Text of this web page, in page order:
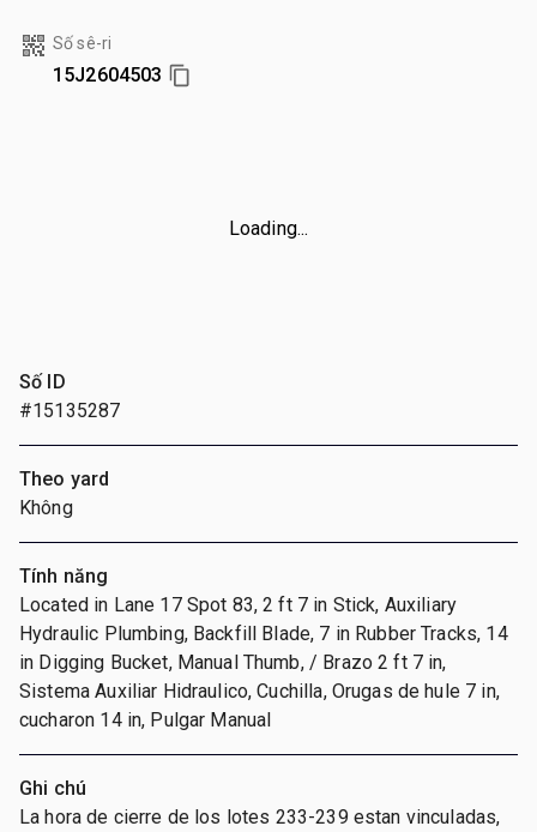
Số sê-ri
15J2604503
Loading...
Số ID
#15135287
Theo yard
Không
Tính năng
Located in Lane 17 Spot 83, 2 ft 7 in Stick, Auxiliary
Hydraulic Plumbing, Backfill Blade, 7 in Rubber Tracks, 14
in Digging Bucket, Manual Thumb, / Brazo 2 ft 7 in,
Sistema Auxiliar Hidraulico, Cuchilla, Orugas de hule 7 in,
cucharon 14 in, Pulgar Manual
Ghi chú
La hora de cierre de los lotes 233-239 estan vinculadas,